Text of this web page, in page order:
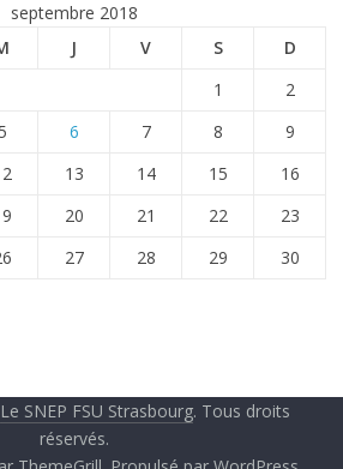
septembre 2018
J V S
D
1
2
5 6 7 8
9
13 14 15
16
20 21 22
23
27 28 29 30
Le SNEP FSU Strasbourg. Tous droits
réservés.